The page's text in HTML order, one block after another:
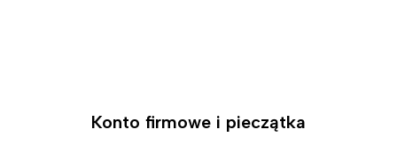
Konto firmowe i pieczątka